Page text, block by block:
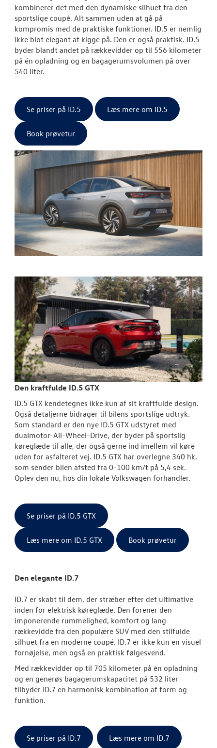
kombinerer det med den dynamiske silhuet fra den
sportslige coupé. Alt sammen uden at gå på
kompromis med de praktiske funktioner. ID.5 er nemlig
ikke blot elegant at kigge på. Den er også praktisk. ID.5
byder blandt andet på rækkevidder op til 556 kilometer
på én opladning og en bagagerumsvolumen på over
540 liter.
Se priser på ID.5 Læs mere om ID.5
Book prøvetur
Den kraftfulde ID.5 GTX
ID.5 GTX kendetegnes ikke kun af sit kraftfulde design.
Også detaljerne bidrager til bilens sportslige udtryk.
Som standard er den nye ID.5 GTX udstyret med
dualmotor-All-Wheel-Drive, der byder på sportslig
køreglæde til alle, der også gerne ind imellem vil køre
uden for asfalteret vej. ID.5 GTX har overlegne 340 hk,
som sender bilen afsted fra 0-100 km/t på 5,4 sek.
Oplev den nu, hos din lokale Volkswagen forhandler.
Se priser på ID.5 GTX
Læs mere om ID.5 GTX Book prøvetur
Den elegante ID.7
ID.7 er skabt til dem, der stræber efter det ultimative
inden for elektrisk køreglæde. Den forener den
imponerende rummelighed, komfort og lang
rækkevidde fra den populære SUV med den stilfulde
silhuet fra en moderne coupé. ID.7 er ikke kun en visuel
fornøjelse, men også en praktisk følgesvend.
Med rækkevidder op til 705 kilometer på én opladning
og en generøs bagagerumskapacitet på 532 liter
tilbyder ID.7 en harmonisk kombination af form og
funktion.
Se priser på ID.7 Læs mere om ID.7